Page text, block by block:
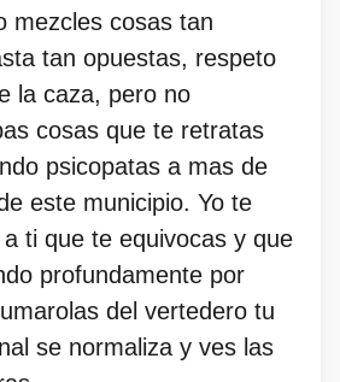
mezcles cosas tan
tan opuestas, respeto
la caza, pero no
cosas que te retratas
psicopatas a mas de
este municipio. Yo te
ti que te equivocas y que
profundamente por
del vertedero tu
se normaliza y ves las